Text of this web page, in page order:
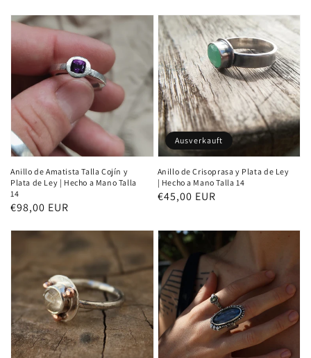
Anillo de Amatista Talla Cojín y
Plata de Ley | Hecho a Mano Talla
14
Normaler
€98,00 EUR
Anillo de Crisoprasa y Plata de Ley
| Hecho a Mano Talla 14
Normaler
€45,00 EUR
Ausverkauft